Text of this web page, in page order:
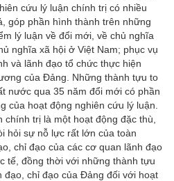
cứu lý luận chính trị có nhiều
góp phần hình thành trên những
lý luận về đổi mới, về chủ nghĩa
nghĩa xã hội ở Việt Nam; phục vụ
và lãnh đạo tổ chức thực hiện
của Đảng. Những thành tựu to
nước qua 35 năm đổi mới có phần
của hoạt động nghiên cứu lý luận.
trị là một hoạt động đặc thù,
hỏi sự nỗ lực rất lớn của toàn
chỉ đạo của các cơ quan lãnh đạo
tế, đồng thời với những thành tựu
chỉ đạo của Đảng đối với hoạt